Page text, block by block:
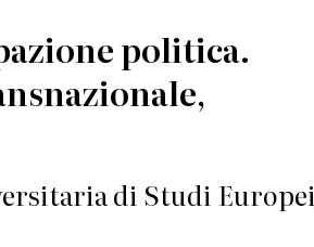
politica.
di Studi